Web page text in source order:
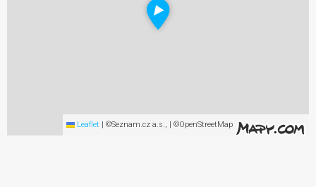
Leaflet | ©Seznam.cz a.s., | ©OpenStreetMap